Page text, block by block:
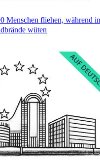
Menschen fliehen, während
wüten